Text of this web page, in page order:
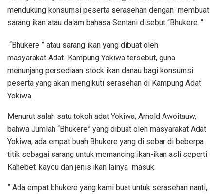
mendukung konsumsi peserta serasehan dengan membuat
sarang ikan atau dalam bahasa Sentani disebut “Bhukere. “
“Bhukere ” atau sarang ikan yang dibuat oleh
masyarakat Adat Kampung Yokiwa tersebut, guna
menunjang persediaan stock ikan danau bagi konsumsi
peserta yang akan mengikuti serasehan di Kampung Adat
Yokiwa.
Menurut salah satu tokoh adat Yokiwa, Arnold Awoitauw,
bahwa Jumlah “Bhukere” yang dibuat oleh masyarakat Adat
Yokiwa, ada empat buah Bhukere yang di sebar di beberpa
titik sebagai sarang untuk memancing ikan-ikan asli seperti
Kahebet, kayou dan jenis ikan lainya masuk.
” Ada empat bhukere yang kami buat untuk serasehan nanti,